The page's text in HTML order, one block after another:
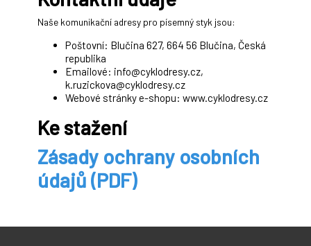
Naše komunikační adresy pro písemný styk jsou:
Poštovní: Blučina 627, 664 56 Blučina, Česká
republika
Emailové: info@cyklodresy.cz,
k.ruzickova@cyklodresy.cz
Webové stránky e-shopu: www.cyklodresy.cz
Ke stažení
Zásady ochrany osobních
údajů (PDF)